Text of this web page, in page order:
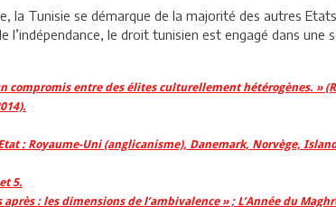
la Tunisie se démarque de la majorité des autres
le droit tunisien est engagé dans
compromis entre des élites culturellement hétérogènes.
: Royaume-Uni (anglicanisme), Danemark, Norvège,
5.
: les dimensions de l’ambivalence » ; L’Année du